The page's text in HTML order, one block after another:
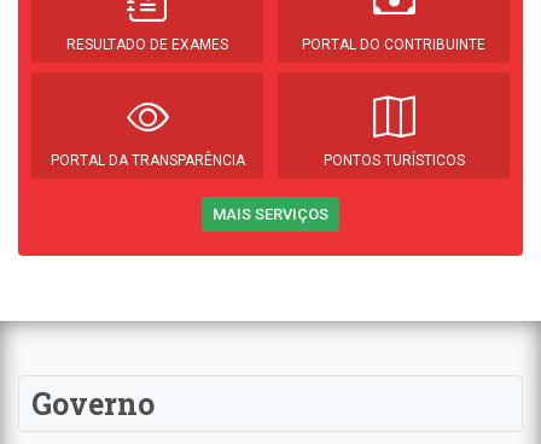
RESULTADO DE EXAMES PORTAL DO CONTRIBUINTE
PORTAL DA TRANSPARÊNCIA PONTOS TURÍSTICOS
MAIS SERVIÇOS
Governo